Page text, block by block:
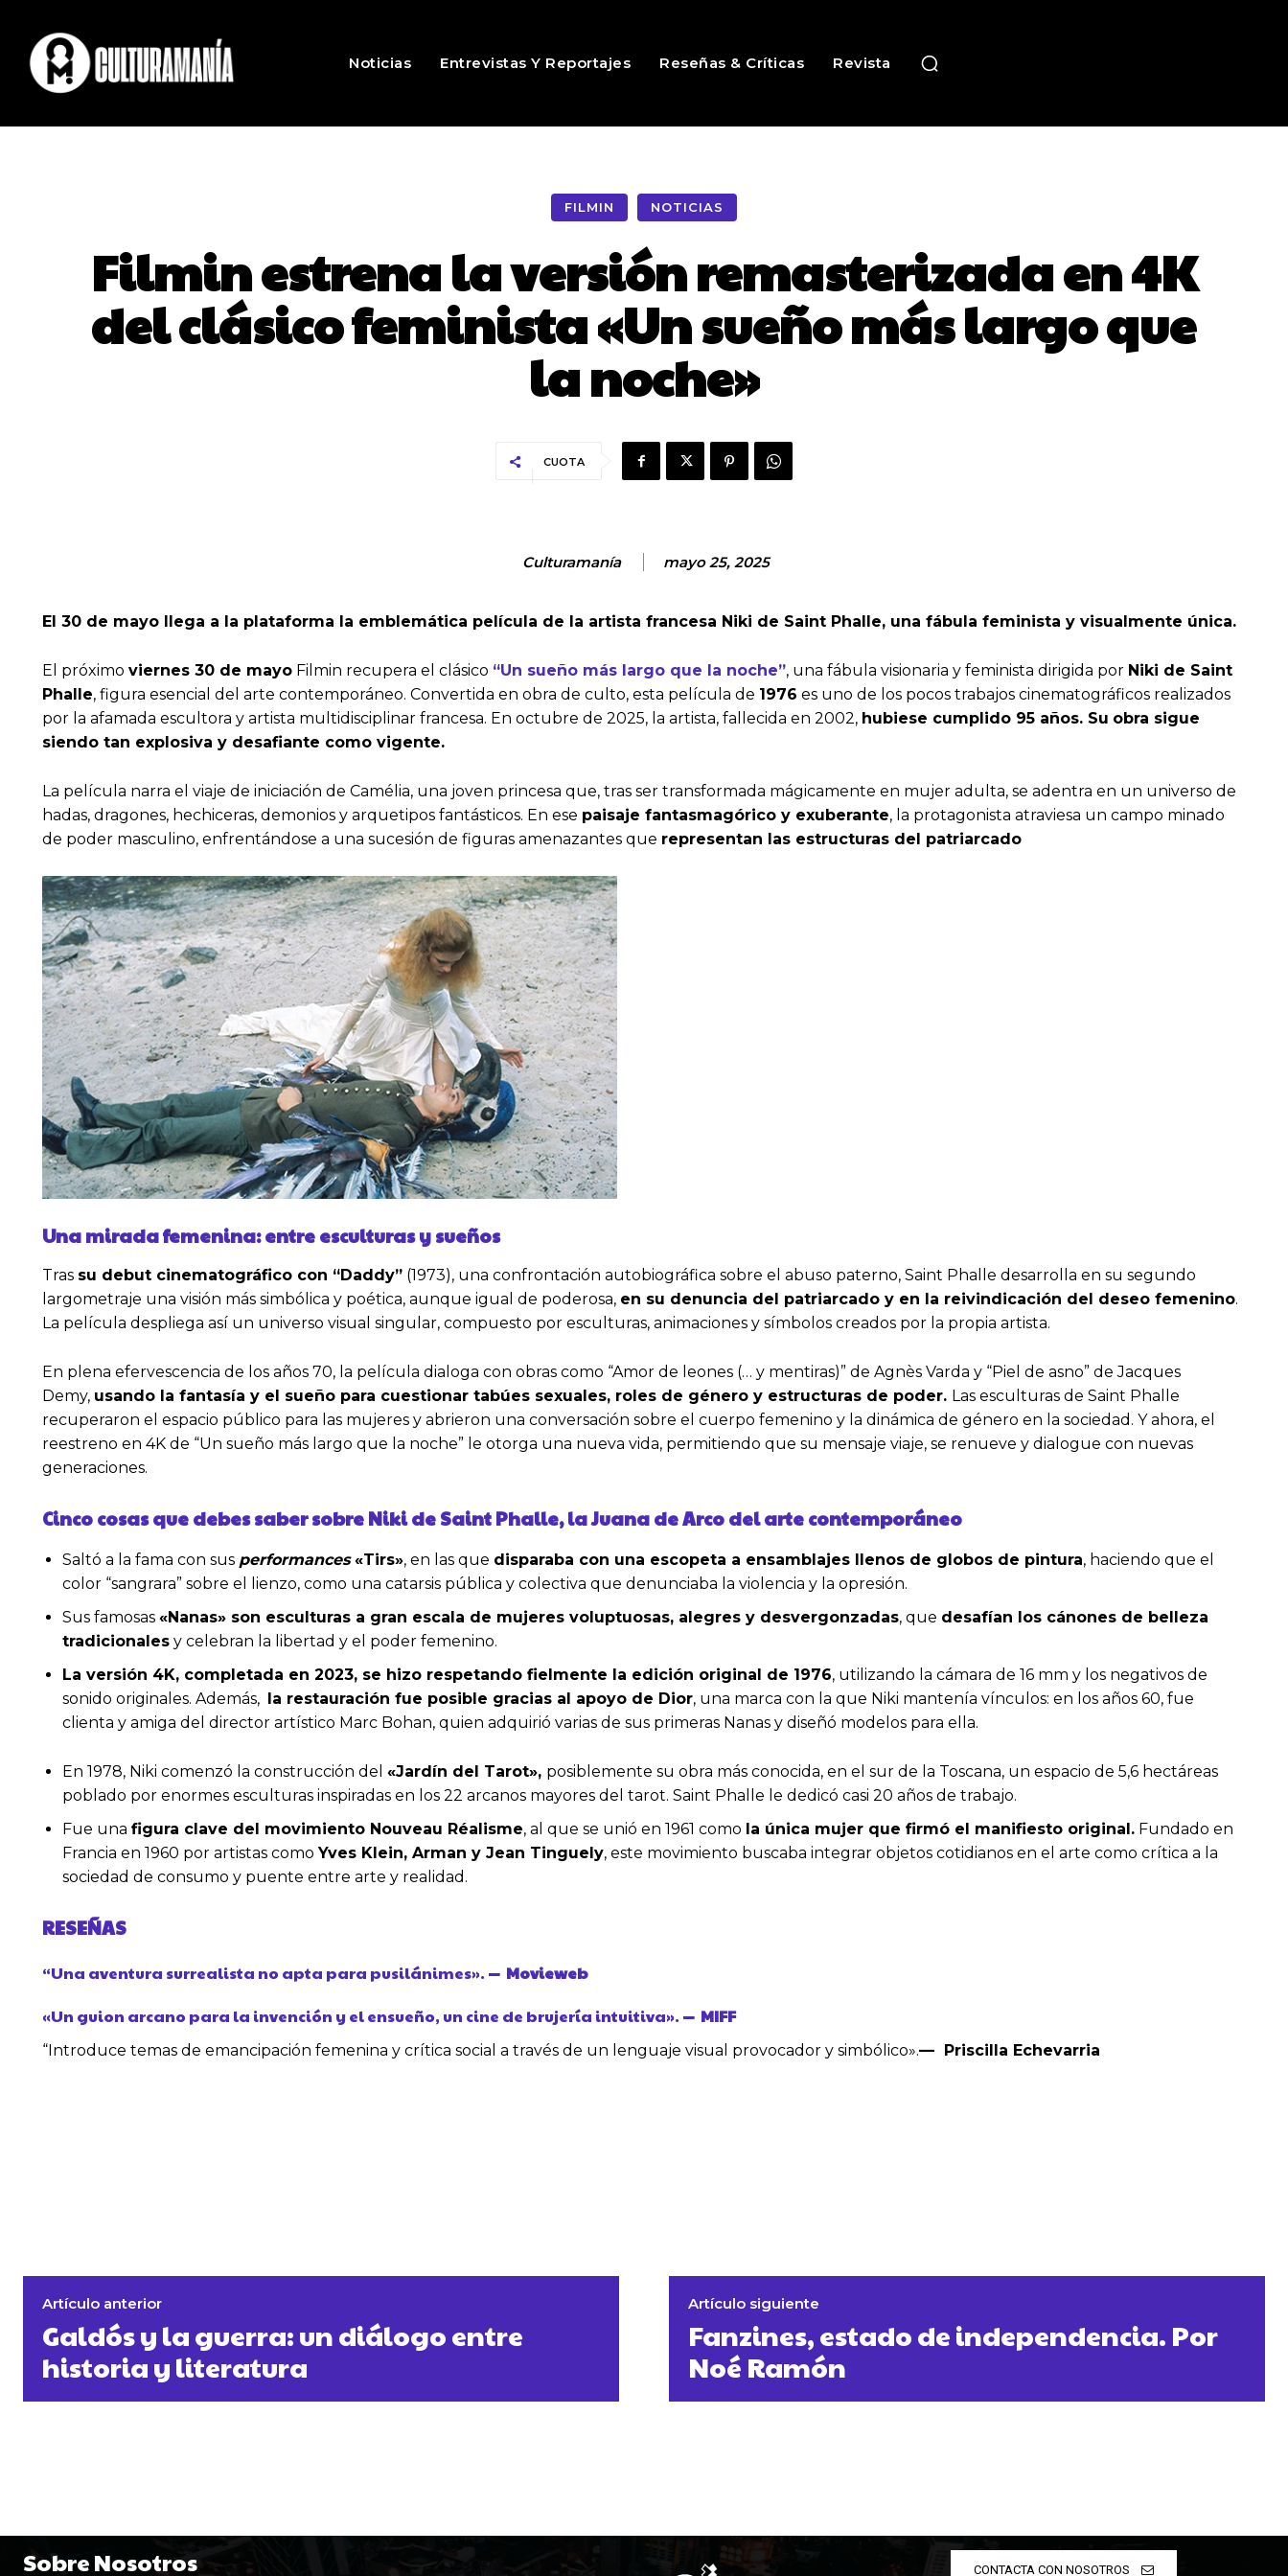
Noticias Entrevistas Y Reportajes Reseñas & Críticas Revista
FILMIN NOTICIAS
Filmin estrena la versión remasterizada en 4K
del clásico feminista «Un sueño más largo que
la noche»
CUOTA
Culturamanía mayo 25, 2025
El 30 de mayo llega a la plataforma la emblemática película de la artista francesa Niki de Saint Phalle, una fábula feminista y visualmente única.
El próximo viernes 30 de mayo Filmin recupera el clásico “Un sueño más largo que la noche”, una fábula visionaria y feminista dirigida por Niki de Saint
Phalle, figura esencial del arte contemporáneo. Convertida en obra de culto, esta película de 1976 es uno de los pocos trabajos cinematográficos realizados
por la afamada escultora y artista multidisciplinar francesa. En octubre de 2025, la artista, fallecida en 2002, hubiese cumplido 95 años. Su obra sigue
siendo tan explosiva y desafiante como vigente.
La película narra el viaje de iniciación de Camélia, una joven princesa que, tras ser transformada mágicamente en mujer adulta, se adentra en un universo de
hadas, dragones, hechiceras, demonios y arquetipos fantásticos. En ese paisaje fantasmagórico y exuberante, la protagonista atraviesa un campo minado
de poder masculino, enfrentándose a una sucesión de figuras amenazantes que representan las estructuras del patriarcado
Una mirada femenina: entre esculturas y sueños
Tras su debut cinematográfico con “Daddy” (1973), una confrontación autobiográfica sobre el abuso paterno, Saint Phalle desarrolla en su segundo
largometraje una visión más simbólica y poética, aunque igual de poderosa, en su denuncia del patriarcado y en la reivindicación del deseo femenino.
La película despliega así un universo visual singular, compuesto por esculturas, animaciones y símbolos creados por la propia artista.
En plena efervescencia de los años 70, la película dialoga con obras como “Amor de leones (… y mentiras)” de Agnès Varda y “Piel de asno” de Jacques
Demy, usando la fantasía y el sueño para cuestionar tabúes sexuales, roles de género y estructuras de poder. Las esculturas de Saint Phalle
recuperaron el espacio público para las mujeres y abrieron una conversación sobre el cuerpo femenino y la dinámica de género en la sociedad. Y ahora, el
reestreno en 4K de “Un sueño más largo que la noche” le otorga una nueva vida, permitiendo que su mensaje viaje, se renueve y dialogue con nuevas
generaciones.
Cinco cosas que debes saber sobre Niki de Saint Phalle, la Juana de Arco del arte contemporáneo
Saltó a la fama con sus performances«Tirs», en las que disparaba con una escopeta a ensamblajes llenos de globos de pintura, haciendo que el
color “sangrara” sobre el lienzo, como una catarsis pública y colectiva que denunciaba la violencia y la opresión.
Sus famosas «Nanas» son esculturas a gran escala de mujeres voluptuosas, alegres y desvergonzadas, que desafían los cánones de belleza
tradicionales y celebran la libertad y el poder femenino.
La versión 4K, completada en 2023, se hizo respetando fielmente la edición original de 1976, utilizando la cámara de 16 mm y los negativos de
sonido originales. Además, la restauración fue posible gracias al apoyo de Dior, una marca con la que Niki mantenía vínculos: en los años 60, fue
clienta y amiga del director artístico Marc Bohan, quien adquirió varias de sus primeras Nanas y diseñó modelos para ella.
En 1978, Niki comenzó la construcción del «Jardín del Tarot», posiblemente su obra más conocida, en el sur de la Toscana, un espacio de 5,6 hectáreas
poblado por enormes esculturas inspiradas en los 22 arcanos mayores del tarot. Saint Phalle le dedicó casi 20 años de trabajo.
Fue una figura clave del movimiento Nouveau Réalisme, al que se unió en 1961 como la única mujer que firmó el manifiesto original. Fundado en
Francia en 1960 por artistas comoYves Klein, Arman y Jean Tinguely, este movimiento buscaba integrar objetos cotidianos en el arte como crítica a la
sociedad de consumo y puente entre arte y realidad.
RESEÑAS
“Una aventura surrealista no apta para pusilánimes». — Movieweb
«Un guion arcano para la invención y el ensueño, un cine de brujería intuitiva». — MIFF
“Introduce temas de emancipación femenina y crítica social a través de un lenguaje visual provocador y simbólico».— Priscilla Echevarria
Artículo anterior
Galdós y la guerra: un diálogo entre
historia y literatura
Artículo siguiente
Fanzines, estado de independencia. Por
Noé Ramón
Sobre Nosotros CONTACTA CON NOSOTROS